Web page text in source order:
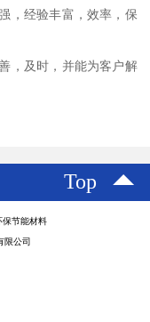
，经验丰富，效率，保
，及时，并能为客户解
Top
节能材料
限公司